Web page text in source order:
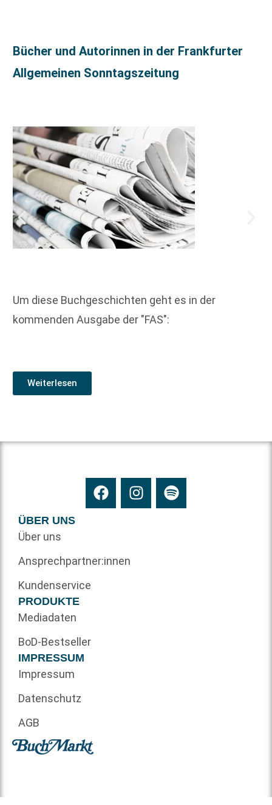
Bücher und Autorinnen in der Frankfurter
Allgemeinen Sonntagszeitung
Um diese Buchgeschichten geht es in der
kommenden Ausgabe der "FAS":
Weiterlesen
ÜBER UNS
Über uns
Ansprechpartner:innen
Kundenservice
PRODUKTE
Mediadaten
BoD-Bestseller
IMPRESSUM
Impressum
Datenschutz
AGB